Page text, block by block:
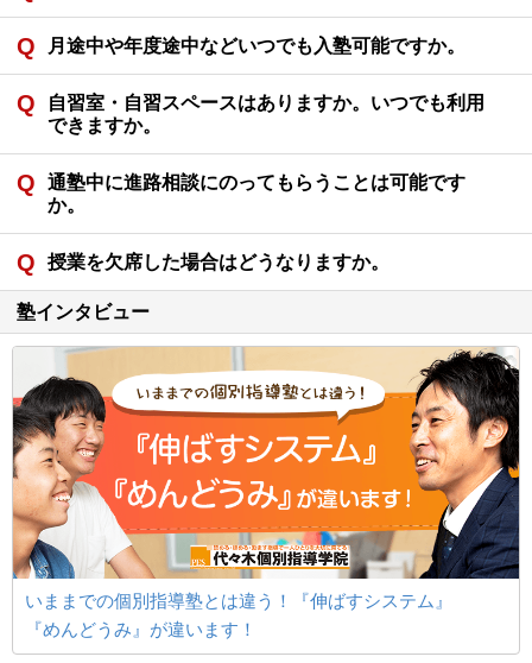
月途中や年度途中などいつでも入塾可能ですか。
自習室・自習スペースはありますか。いつでも利用
できますか。
通塾中に進路相談にのってもらうことは可能です
か。
授業を欠席した場合はどうなりますか。
塾インタビュー
いままでの個別指導塾とは違う！『伸ばすシステム』
『めんどうみ』が違います！